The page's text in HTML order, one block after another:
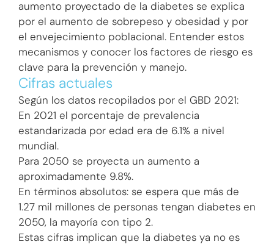
aumento proyectado de la diabetes se explica
por el aumento de sobrepeso y obesidad y por
el envejecimiento poblacional. Entender estos
mecanismos y conocer los factores de riesgo es
clave para la prevención y manejo.
Cifras actuales
Según los datos recopilados por el GBD 2021:
En 2021 el porcentaje de prevalencia
estandarizada por edad era de 6.1% a nivel
mundial.
Para 2050 se proyecta un aumento a
aproximadamente 9.8%.
En términos absolutos: se espera que más de
1.27 mil millones de personas tengan diabetes en
2050, la mayoría con tipo 2.
Estas cifras implican que la diabetes ya no es